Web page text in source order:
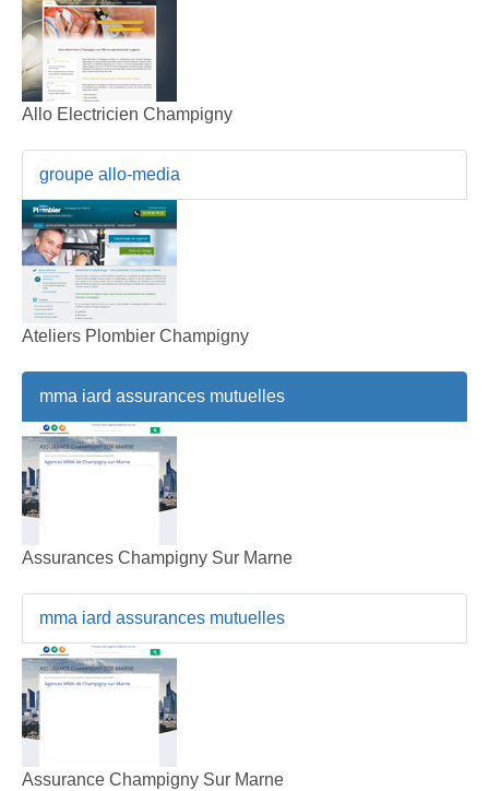
Allo Electricien Champigny
groupe allo-media
Ateliers Plombier Champigny
mma iard assurances mutuelles
Assurances Champigny Sur Marne
mma iard assurances mutuelles
Assurance Champigny Sur Marne